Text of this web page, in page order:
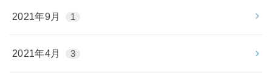
2021年9月 1
2021年4月 3